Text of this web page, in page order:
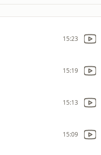
15:23
15:19
15:13
15:09